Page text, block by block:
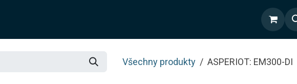
Všechny produkty ASPERIOT: EM300-DI